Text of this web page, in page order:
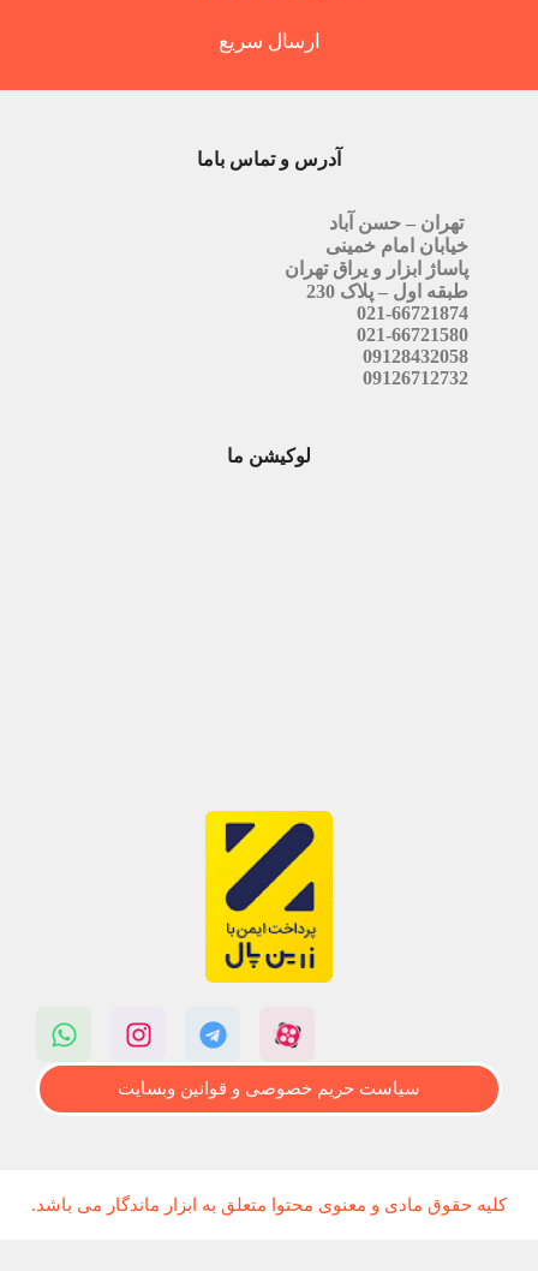
ارسال سریع
آدرس و تماس باما
تهران – حسن آباد
خیابان امام خمینی
پاساژ ابزار و یراق تهران
طبقه اول – پلاک 230
021-66721874
021-66721580
09128432058
09126712732
لوکیشن ما
سیاست حریم خصوصی و قوانین وبسایت
کلیه حقوق مادی و معنوی محتوا متعلق به ابزار ماندگار می باشد.